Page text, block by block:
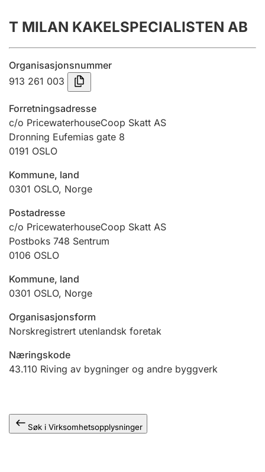
Innsending og forsinkelsesgebyr
Tinglysing
Jeger
Betaling og jegeravgiftskort
Ektepaktveileder
Offentlig sektor
Andre tema
T MILAN KAKELSPECIALISTEN AB
Organisasjonsnummer
913 261 003
Forretningsadresse
c/o PricewaterhouseCoop Skatt AS
Dronning Eufemias gate 8
0191 OSLO
Kommune, land
0301 OSLO, Norge
Postadresse
c/o PricewaterhouseCoop Skatt AS
Postboks 748 Sentrum
0106 OSLO
Kommune, land
0301 OSLO, Norge
Organisasjonsform
Norskregistrert utenlandsk foretak
Næringskode
43.110 Riving av bygninger og andre byggverk
Søk i Virksomhetsopplysninger